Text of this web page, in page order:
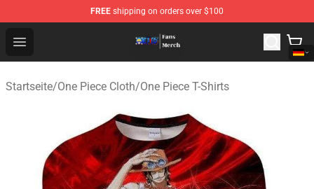
FREE shipping on orders over $100
Open menu
One Piece Store - Official One Piece Merchandise Shop
Startseite/One Piece Cloth/One Piece T-Shirts